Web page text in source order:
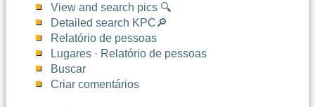
View and search pics 🔍
Detailed search KPC🔎
Relatório de pessoas
Lugares · Relatório de pessoas
Buscar
Criar comentários